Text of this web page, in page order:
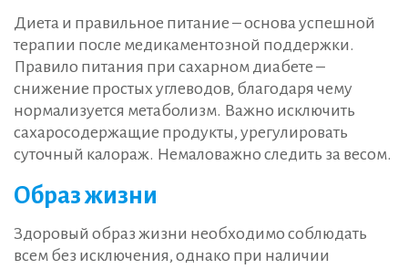
Диета и правильное питание – основа успешной
терапии после медикаментозной поддержки.
Правило питания при сахарном диабете –
снижение простых углеводов, благодаря чему
нормализуется метаболизм. Важно исключить
сахаросодержащие продукты, урегулировать
суточный калораж. Немаловажно следить за весом.
Образ жизни
Здоровый образ жизни необходимо соблюдать
всем без исключения, однако при наличии